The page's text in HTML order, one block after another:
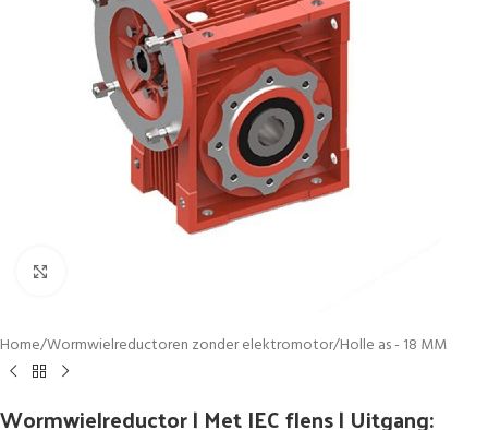
Home/Wormwielreductoren zonder elektromotor/Holle as - 18 MM
Wormwielreductor | Met IEC flens | Uitgang: